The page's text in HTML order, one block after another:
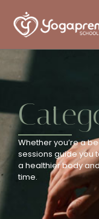
Whether you’re a
sessions guide you
a healthier body
time.